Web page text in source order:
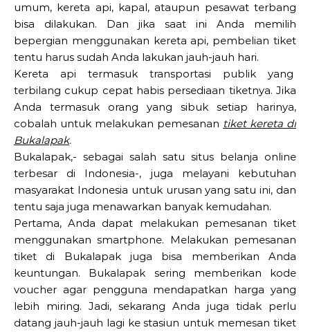
umum, kereta api, kapal, ataupun pesawat terbang
bisa dilakukan. Dan jika saat ini Anda memilih
bepergian menggunakan kereta api, pembelian tiket
tentu harus sudah Anda lakukan jauh-jauh hari.
Kereta api termasuk transportasi publik yang
terbilang cukup cepat habis persediaan tiketnya. Jika
Anda termasuk orang yang sibuk setiap harinya,
cobalah untuk melakukan pemesanan tiket kereta di
Bukalapak.
Bukalapak,- sebagai salah satu situs belanja online
terbesar di Indonesia-, juga melayani kebutuhan
masyarakat Indonesia untuk urusan yang satu ini, dan
tentu saja juga menawarkan banyak kemudahan.
Pertama, Anda dapat melakukan pemesanan tiket
menggunakan smartphone. Melakukan pemesanan
tiket di Bukalapak juga bisa memberikan Anda
keuntungan. Bukalapak sering memberikan kode
voucher agar pengguna mendapatkan harga yang
lebih miring. Jadi, sekarang Anda juga tidak perlu
datang jauh-jauh lagi ke stasiun untuk memesan tiket